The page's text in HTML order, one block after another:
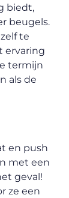
biedt,
beugels.
te
ervaring
termijn
als de
en push
met een
geval!
ze een